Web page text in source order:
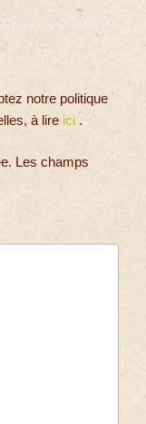
notre politique
à lire ici .
Les champs